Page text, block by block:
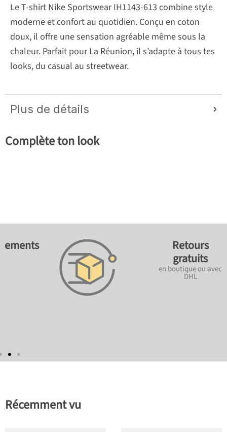
Le T-shirt Nike Sportswear IH1143-613 combine style
moderne et confort au quotidien. Conçu en coton
doux, il offre une sensation agréable même sous la
chaleur. Parfait pour La Réunion, il s’adapte à tous tes
looks, du casual au streetwear.
Plus de détails
Complète ton look
Retours
gratuits
en boutique ou avec
DHL
Récemment vu